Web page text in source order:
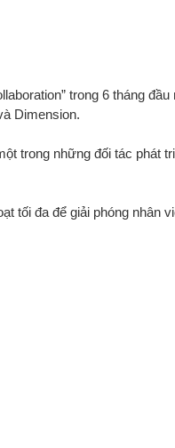
trong 6 tháng đầu
Dimension.
trong những đối tác phát
tối đa để giải phóng nhân